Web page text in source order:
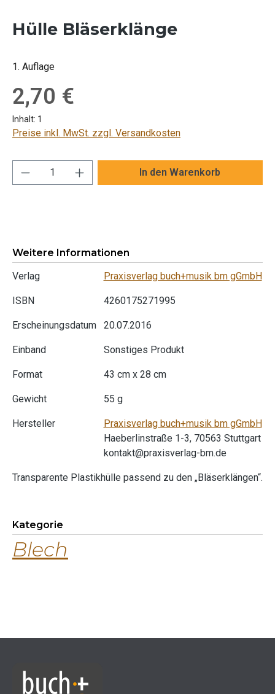
Hülle Bläserklänge
1. Auflage
Regulärer Preis:
2,70 €
Inhalt: 1
Preise inkl. MwSt. zzgl. Versandkosten
Produkt Anzahl: Gib den gewünschten
In den Warenkorb
Weitere Informationen
Verlag
Praxisverlag buch+musik bm gGmbH
ISBN 4260175271995
Erscheinungsdatum 20.07.2016
Einband Sonstiges Produkt
Format 43 cm x 28 cm
Gewicht 55 g
Hersteller
Praxisverlag buch+musik bm gGmbH
Haeberlinstraße 1-3, 70563 Stuttgart
kontakt@praxisverlag-bm.de
Transparente Plastikhülle passend zu den „Bläserklängen“.
Kategorie
Blech